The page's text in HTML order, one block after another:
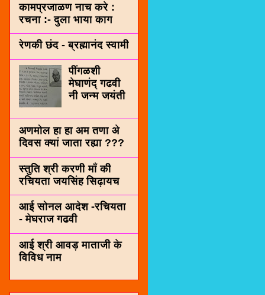
कामप्रजाळण नाच करे :
रचना :- दुला भाया काग
रेणकी छंद - ब्रह्मानंद स्वामी
पींगळशी
मेघाणंद् गढवी
नी जन्म जयंती
अणमोल हा हा अम तणा अे
दिवस क्यां जाता रह्या ???
स्तुति श्री करणी माँ की
रचियता जयसिंह सिढ़ायच
आई सोनल आदेश -रचियता
- मेघराज गढवी
आई श्री आवड़ माताजी के
विविध नाम